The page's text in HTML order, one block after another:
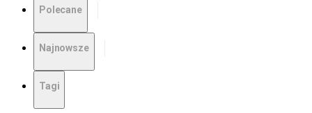
Polecane
Najnowsze
Tagi